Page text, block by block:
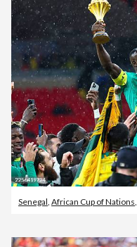
Senegal, African Cup of Nations,